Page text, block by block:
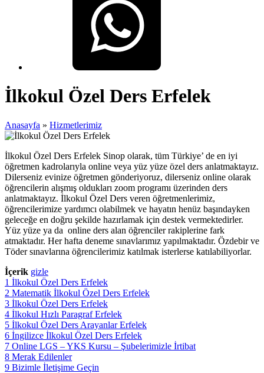
İlkokul Özel Ders Erfelek
Anasayfa » Hizmetlerimiz
İlkokul Özel Ders Erfelek Sinop olarak, tüm Türkiye’ de en iyi
öğretmen kadrolarıyla online veya yüz yüze özel ders anlatmaktayız.
Dilerseniz evinize öğretmen gönderiyoruz, dilerseniz online olarak
öğrencilerin alışmış oldukları zoom programı üzerinden ders
anlatmaktayız. İlkokul Özel Ders veren öğretmenlerimiz,
öğrencilerimize yardımcı olabilmek ve hayatın henüz başındayken
geleceğe en doğru şekilde hazırlamak için destek vermektedirler.
Yüz yüze ya da online ders alan öğrenciler rakiplerine fark
atmaktadır. Her hafta deneme sınavlarımız yapılmaktadır. Özdebir ve
Töder sınavlarına öğrencilerimiz katılmak isterlerse katılabiliyorlar.
İçerik gizle
1 İlkokul Özel Ders Erfelek
2 Matematik İlkokul Özel Ders Erfelek
3 İlkokul Özel Ders Erfelek
4 İlkokul Hızlı Paragraf Erfelek
5 İlkokul Özel Ders Arayanlar Erfelek
6 İngilizce İlkokul Özel Ders Erfelek
7 Online LGS – YKS Kursu – Şubelerimizle İrtibat
8 Merak Edilenler
9 Bizimle İletişime Geçin